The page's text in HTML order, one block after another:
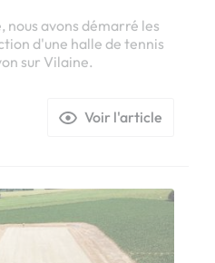
nous avons démarré les
d'une halle de tennis
sur Vilaine.
Voir l'article